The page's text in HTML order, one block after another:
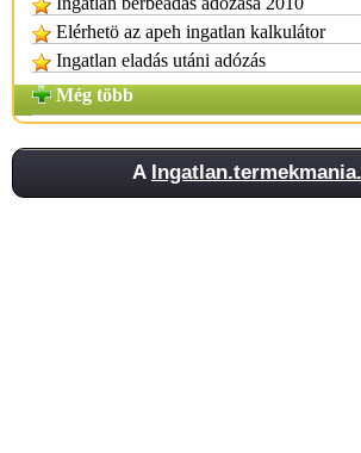
Elérhetö az apeh ingatlan kalkulátor
Ingatlan eladás utáni adózás
Még több
A